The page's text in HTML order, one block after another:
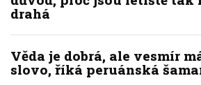
drahá
Věda je dobrá, ale vesmír
slovo, říká peruánská